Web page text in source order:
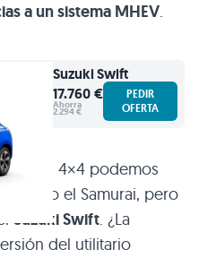
a un sistema MHEV.
SuzukiSwift
17.760 €
Ahorra
2.294 €
PEDIR
OFERTA
Suzuki
4×4 podemos
o el Samurai, pero
Suzuki Swift. ¿La
del utilitario